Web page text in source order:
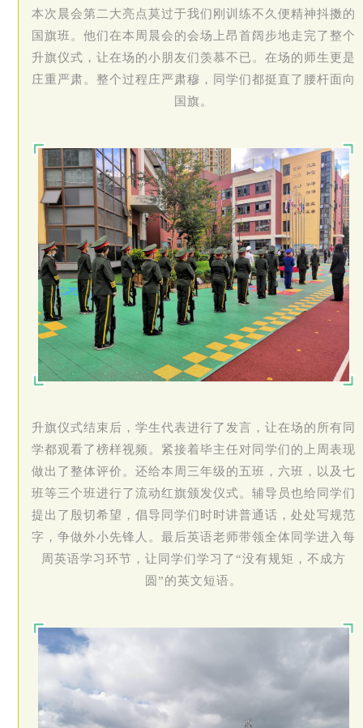
本次晨会第二大亮点莫过于我们刚训练不久便精神抖擞的
国旗班。他们在本周晨会的会场上昂首阔步地走完了整个
升旗仪式，让在场的小朋友们羡慕不已。在场的师生更是
庄重严肃。整个过程庄严肃穆，同学们都挺直了腰杆面向
国旗。
升旗仪式结束后，学生代表进行了发言，让在场的所有同
学都观看了榜样视频。紧接着毕主任对同学们的上周表现
做出了整体评价。还给本周三年级的五班，六班，以及七
班等三个班进行了流动红旗颁发仪式。辅导员也给同学们
提出了殷切希望，倡导同学们时时讲普通话，处处写规范
字，争做外小先锋人。最后英语老师带领全体同学进入每
周英语学习环节，让同学们学习了“没有规矩，不成方
圆”的英文短语。